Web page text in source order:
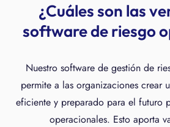
¿Cuáles son las
software de riesgo
Nuestro software de gestión de
permite a las organizaciones crear
eficiente y preparado para el futuro
operacionales. Esto aporta